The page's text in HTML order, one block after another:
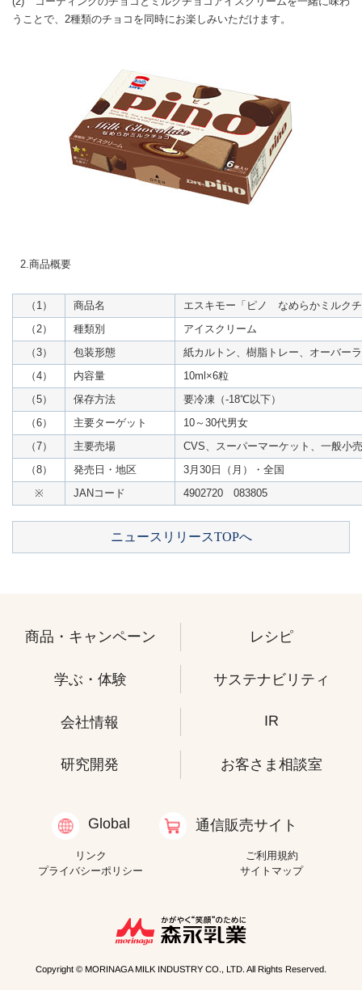
うことで、2種類のチョコを同時にお楽しみいただけます。
2.商品概要
（1） 商品名
エスキモー「ピノ なめらかミルク
（2）
種類別
アイスクリーム
（3）
包装形態
紙カルトン、樹脂トレー、オーバー
（4）
内容量
10ml×6粒
（5）
保存方法
要冷凍（-18℃以下）
（6）
主要ターゲット
10～30代男女
（7）
主要売場
CVS、スーパーマーケット、一般小
（8）
発売日・地区
3月30日（月）・全国
※
JANコード 4902720 083805
ニュースリリースTOPへ
商品・キャンペーン レシピ
学ぶ・体験 サステナビリティ
会社情報 IR
研究開発 お客さま相談室
Global 通信販売サイト
リンク
ご利用規約
プライバシーポリシー
サイトマップ
Copyright © MORINAGA MILK INDUSTRY CO., LTD. All Rights Reserved.